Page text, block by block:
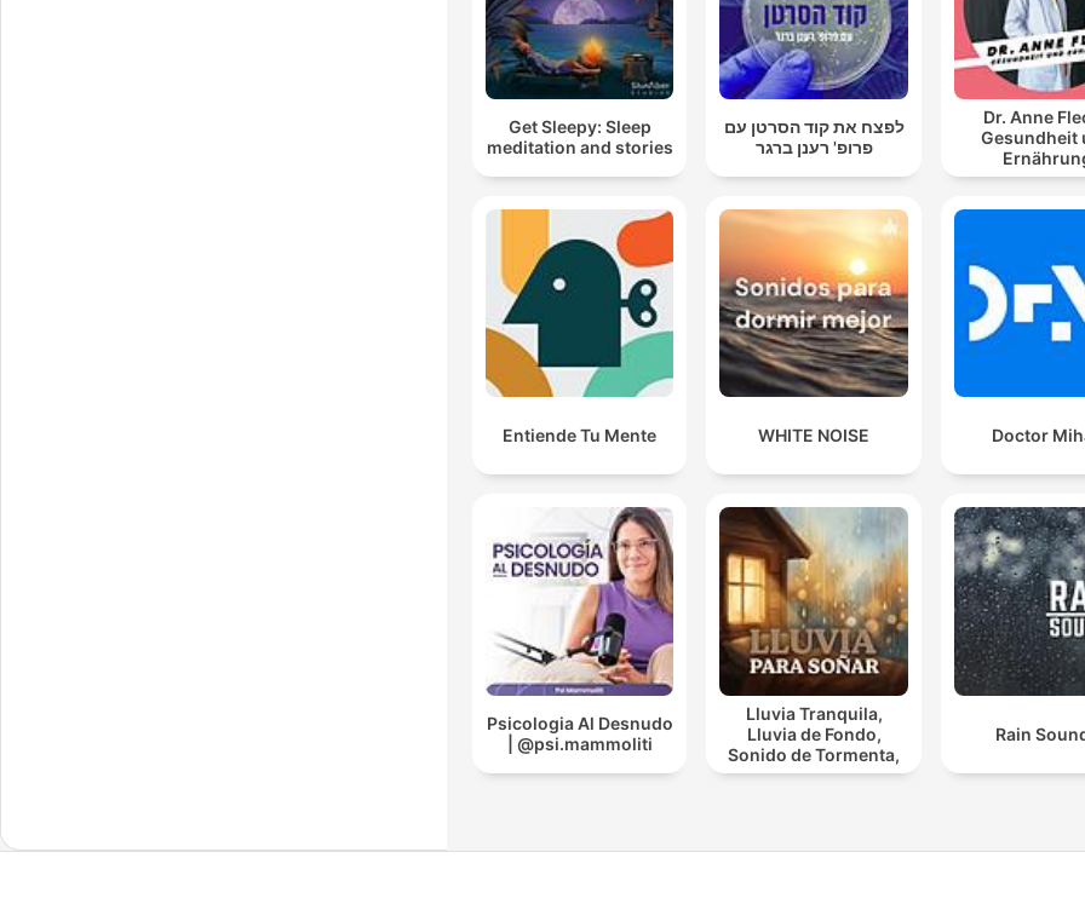
Dr. Anne
Gesundheit
לפצח את קוד הסרטן עם
פרופ' רענן ברגר
Get Sleepy: Sleep
meditation and stories
Doctor
WHITE NOISE
Entiende Tu Mente
Rain
Lluvia Tranquila,
Lluvia de Fondo,
Sonido de Tormenta,
Día Lluvioso, Lluvia
Psicologia Al Desnudo
| @psi.mammoliti